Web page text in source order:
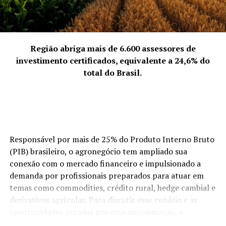
sucessos que marcaram o início do sertanejo
universitário. Atualmente, a dupla se apresenta nas
Redes Sociais Lucas & Rodrigo:
TÓPICOS RELACIONADOS
Odoguiinha lança áudio musical “Deslisamos” em
parceria com Kelvini Roberto
Região abriga mais de 6.600 assessores de
investimento certificados, equivalente a 24,6% do
total do Brasil.
Responsável por mais de 25% do Produto Interno Bruto
(PIB) brasileiro, o agronegócio tem ampliado sua
conexão com o mercado financeiro e impulsionado a
demanda por profissionais preparados para atuar em
temas como commodities, crédito rural, hedge cambial e
derivativos agrícolas. Para discutir esse cenário e as